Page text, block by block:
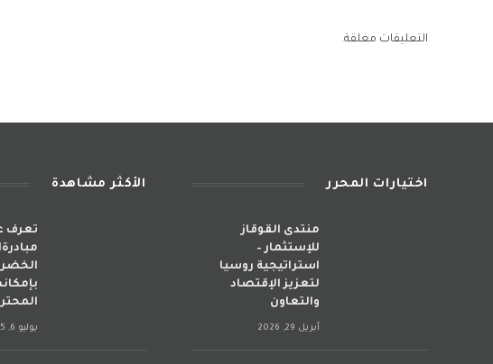
التعليقات مغلقة.
اختيارات المحرر
منتدى القوقاز
للإستثمار –
استراتيجية روسيا
لتعزيز الإقتصاد
والتعاون
أبريل 29, 2026
الأكثر مشاهدة
تعرف
يوليو 6, 2025